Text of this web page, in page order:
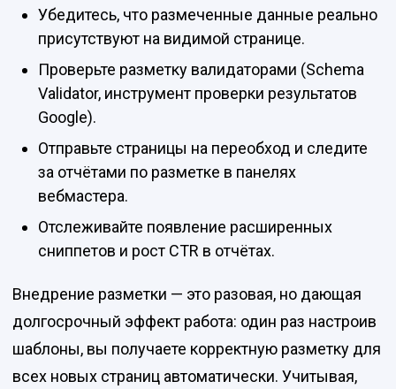
Убедитесь, что размеченные данные реально
присутствуют на видимой странице.
Проверьте разметку валидаторами (Schema
Validator, инструмент проверки результатов
Google).
Отправьте страницы на переобход и следите
за отчётами по разметке в панелях
вебмастера.
Отслеживайте появление расширенных
сниппетов и рост CTR в отчётах.
Внедрение разметки — это разовая, но дающая
долгосрочный эффект работа: один раз настроив
шаблоны, вы получаете корректную разметку для
всех новых страниц автоматически. Учитывая,